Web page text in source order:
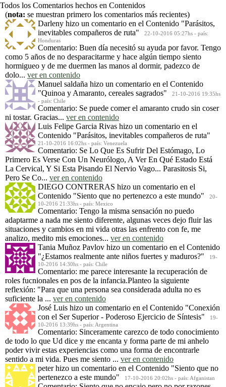
Todos los Comentarios hechos en Contenidos
(nota: se muestran primero los comentarios más recientes)
Darleny hizo un comentario en el Contenido "Parásitos,
inevitables compañeros de ruta"
22-10-2016 05:27hs - país:
Honduras
Comentario: Buen día necesitó su ayuda por favor. Tengo
como 5 años de no desparacitarme y hace algún tiempo siento
hormigueo y de me duermen las manos al dormir, padezco de
dolo... ver en contenido
Manuel saldaña hizo un comentario en el Contenido
"Quinoa y Amaranto, cereales sagrados"
21-10-2016 19:35hs
- país: Chile
Comentario: Se puede comer el amaranto crudo sin coser
ni tostar. Gracias... ver en contenido
Luis Felipe Garcia Rivas hizo un comentario en el
Contenido "Parásitos, inevitables compañeros de ruta"
21-10-2016 16:02hs - país: Venezuela
Comentario: Se Lo Que Es Sufrir Del Estómago, Lo
Primero Es Verse Con Un Neurólogo, A Ver En Qué Estado Está
La Cervical, Y Si Esta Pisando El Nervio Vago... Parasitosis Si,
Pero Se Co... ver en contenido
DIEGO CONTRERAS hizo un comentario en el
Contenido "Siento que no pertenezco a este mundo"
20-
10-2016 21:33hs - país: Mexico
Comentario: Tengo la misma sensación no puedo
adaptarme a nada me siento diferente, algunas veces dejo fluir las
situaciones y cambios en mi vida otras las enfrento con fe, me
analizo, medito mis emociones... ver en contenido
Tania Muñoz Pavlov hizo un comentario en el Contenido
"¿Estamos realmente ante niños fuertes y maduros?"
19-
10-2016 14:30hs - país: Chile
Comentario: me parece interesante la recuperación de
roles fucnionales en pos de la infancia.Planteo la siguiente
reflexión: "Para que una persona sea considerada adulta no es
suficiente la ... ver en contenido
José Luis hizo un comentario en el Contenido "Conexión
con el Ser Superior - Poderoso Ejercicio de Síntesis"
19-
10-2016 13:39hs - país: Argentina
Comentario: Sinceramente carezco de todo conocimiento
de todo lo que Ud dice y me encanta y forma parte de mi anhelo
poder vivir estas experiencias como una forma de encontrarle
sentido a mi vida. Pues me siento ... ver en contenido
peterhizo un comentario en el Contenido "Siento que no
pertenezco a este mundo"
17-10-2016 20:02hs - país: Afganistan